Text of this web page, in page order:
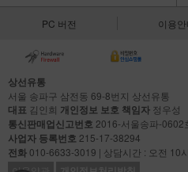
PC 버전 이용안
상선유통
서울 송파구 삼전동 69-8번지 상선유통
대표 김인희 개인정보 보호 책임자 정우성
통신판매업신고번호 2016-서울송파-0602
사업자 등록번호 215-17-38294
전화 010-6633-3019 | 상담시간 : 오전 10